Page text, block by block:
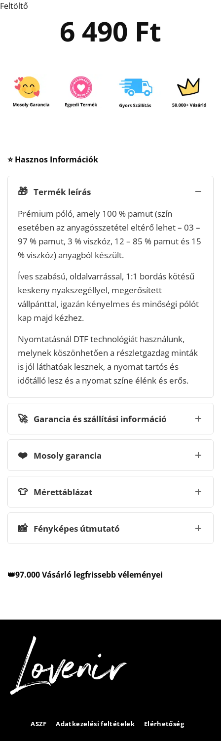
Feltöltő
6 490 Ft
⭐ Hasznos Információk
🎁 Termék leírás
Prémium póló, amely 100 % pamut (szín
esetében az anyagösszetétel eltérő lehet – 03 –
97 % pamut, 3 % viszkóz, 12 – 85 % pamut és 15
% viszkóz) anyagból készült.
Íves szabású, oldalvarrással, 1:1 bordás kötésű
keskeny nyakszegéllyel, megerősített
vállpánttal, igazán kényelmes és minőségi pólót
kap majd kézhez.
Nyomtatásnál DTF technológiát használunk,
melynek köszönhetően a részletgazdag minták
is jól láthatóak lesznek, a nyomat tartós és
időtálló lesz és a nyomat színe élénk és erős.
🚀 Garancia és szállítási információ
❤️ Mosoly garancia
👕 Mérettáblázat
📸 Fényképes útmutató
👑97.000 Vásárló legfrissebb véleményei
ASZF Adatkezelési feltételek Elérhetőség